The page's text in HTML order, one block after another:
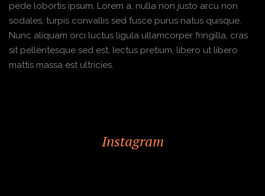
pede lobortis ipsum. Lorem a, nulla non justo arcu non
sodales, turpis convallis sed fusce purus natus quisque.
Nunc aliquam orci luctus ligula ullamcorper fringilla, cras
sit pellentesque sed est, lectus pretium, libero ut libero
mattis massa est ultricies.
Instagram